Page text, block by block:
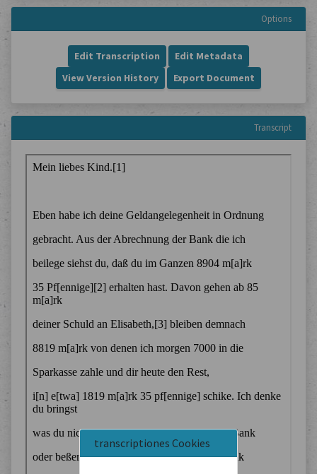
transcriptiones Cookies
Options
Edit Transcription
Edit Metadata
View Version History
Export Document
Transcript